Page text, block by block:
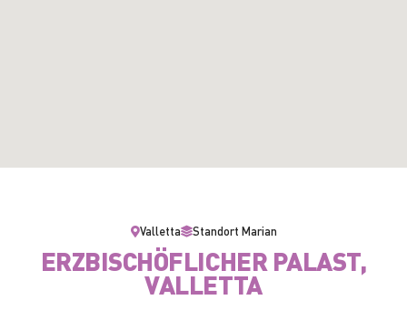
Valletta Standort Marian
ERZBISCHÖFLICHER PALAST,
VALLETTA